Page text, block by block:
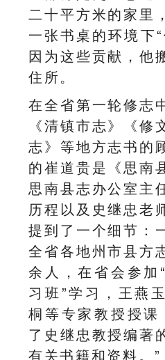
二十平方米的家里
一张书桌的环境下
因为这些贡献，他
住所。
在全省第一轮修志
《清镇市志》《修
志》等地方志书的
的崔道贵是《思南
思南县志办公室主
历程以及史继忠老
提到了一个细节：
全省各地州市县方
余人，在省会参加
习班”学习，王燕
桐等专家教授授课
了史继忠教授编著
有关书籍和资料。”